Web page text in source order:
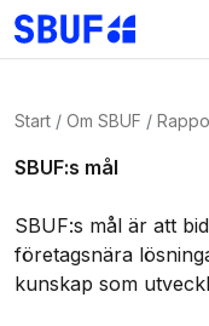
Gå direkt till
Start Om SBUF
SBUF:s mål
SBUF:s mål är att
företagsnära
kunskap som